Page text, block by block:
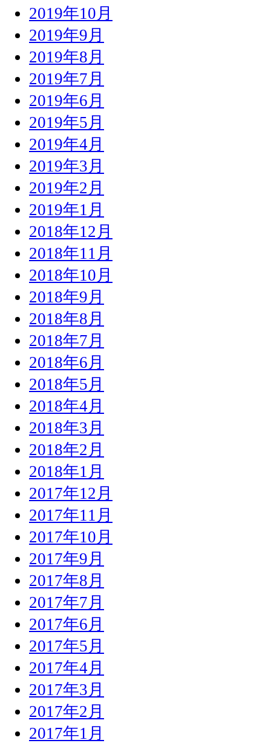
2019年10月
2019年9月
2019年8月
2019年7月
2019年6月
2019年5月
2019年4月
2019年3月
2019年2月
2019年1月
2018年12月
2018年11月
2018年10月
2018年9月
2018年8月
2018年7月
2018年6月
2018年5月
2018年4月
2018年3月
2018年2月
2018年1月
2017年12月
2017年11月
2017年10月
2017年9月
2017年8月
2017年7月
2017年6月
2017年5月
2017年4月
2017年3月
2017年2月
2017年1月